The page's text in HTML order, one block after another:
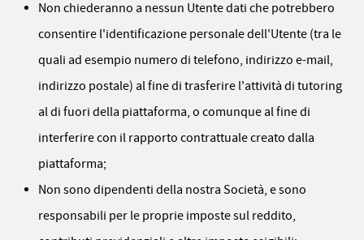
Non chiederanno a nessun Utente dati che potrebbero
consentire l'identificazione personale dell'Utente (tra le
quali ad esempio numero di telefono, indirizzo e-mail,
indirizzo postale) al fine di trasferire l'attività di tutoring
al di fuori della piattaforma, o comunque al fine di
interferire con il rapporto contrattuale creato dalla
piattaforma;
Non sono dipendenti della nostra Società, e sono
responsabili per le proprie imposte sul reddito,